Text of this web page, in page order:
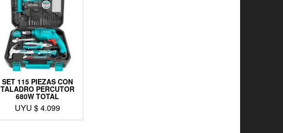
SET 115 PIEZAS CON
TALADRO PERCUTOR
680W TOTAL
UYU $4.099